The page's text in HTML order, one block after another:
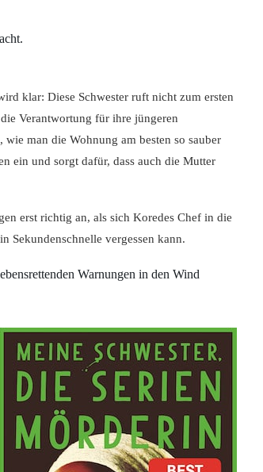
klar: Diese Schwester ruft nicht zum ersten
Verantwortung für ihre jüngeren
man die Wohnung am besten so sauber
ein und sorgt dafür, dass auch die Mutter
erst richtig an, als sich Koredes Chef in die
Sekundenschnelle vergessen kann.
Warnungen in den Wind